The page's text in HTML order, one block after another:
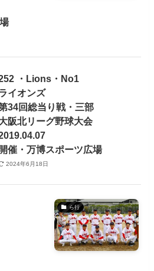
・Lions・No1
イオンズ
34回総当り戦・三部
阪北リーグ野球大会
開催・万博スポーツ広場
2024年6月18日
ら行